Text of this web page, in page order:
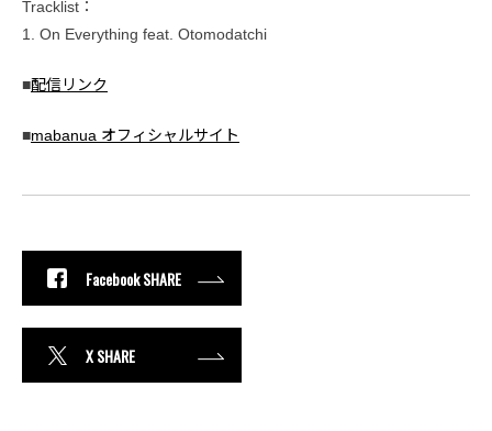
Tracklist：
1. On Everything feat. Otomodatchi
■配信リンク
■mabanua オフィシャルサイト
Facebook SHARE
X SHARE